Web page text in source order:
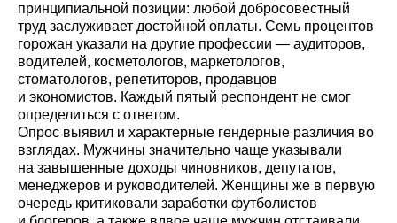
принципиальной позиции: любой добросовестный
труд заслуживает достойной оплаты. Семь процентов
горожан указали на другие профессии — аудиторов,
водителей, косметологов, маркетологов,
стоматологов, репетиторов, продавцов
и экономистов. Каждый пятый респондент не смог
определиться с ответом.
Опрос выявил и характерные гендерные различия во
взглядах. Мужчины значительно чаще указывали
на завышенные доходы чиновников, депутатов,
менеджеров и руководителей. Женщины же в первую
очередь критиковали заработки футболистов